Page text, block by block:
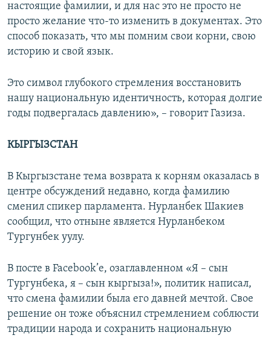
настоящие фамилии, и для нас это не просто не
просто желание что-то изменить в документах. Это
способ показать, что мы помним свои корни, свою
историю и свой язык.
Это символ глубокого стремления восстановить
нашу национальную идентичность, которая долгие
годы подвергалась давлению», – говорит Газиза.
КЫРГЫЗСТАН
В Кыргызстане тема возврата к корням оказалась в
центре обсуждений недавно, когда фамилию
сменил спикер парламента. Нурланбек Шакиев
сообщил, что отныне является Нурланбеком
Тургунбек уулу.
В посте в Facebook’е, озаглавленном «Я – сын
Тургунбека, я – сын кыргыза!», политик написал,
что смена фамилии была его давней мечтой. Свое
решение он тоже объяснил стремлением соблюсти
традиции народа и сохранить национальную